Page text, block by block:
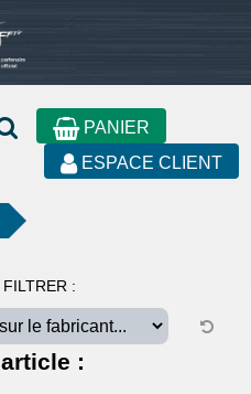
PANIER
ESPACE CLIENT
FILTRER :
article :